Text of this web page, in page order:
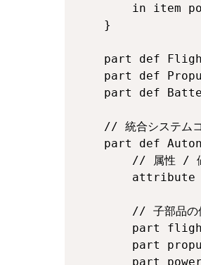
in item
    }
part def
part def
part def
// 統合システム
part def
// 属性 /
attribute
// 子部品の
part
part
part